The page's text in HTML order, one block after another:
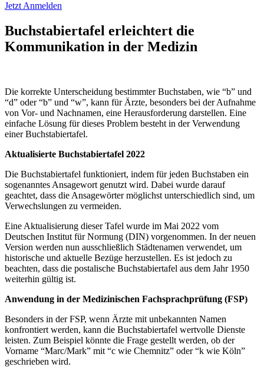
Jetzt Anmelden
Buchstabiertafel erleichtert die
Kommunikation in der Medizin
Die korrekte Unterscheidung bestimmter Buchstaben, wie “b” und
“d” oder “b” und “w”, kann für Ärzte, besonders bei der Aufnahme
von Vor- und Nachnamen, eine Herausforderung darstellen. Eine
einfache Lösung für dieses Problem besteht in der Verwendung
einer Buchstabiertafel.
Aktualisierte Buchstabiertafel 2022
Die Buchstabiertafel funktioniert, indem für jeden Buchstaben ein
sogenanntes Ansagewort genutzt wird. Dabei wurde darauf
geachtet, dass die Ansagewörter möglichst unterschiedlich sind, um
Verwechslungen zu vermeiden.
Eine Aktualisierung dieser Tafel wurde im Mai 2022 vom
Deutschen Institut für Normung (DIN) vorgenommen. In der neuen
Version werden nun ausschließlich Städtenamen verwendet, um
historische und aktuelle Bezüge herzustellen. Es ist jedoch zu
beachten, dass die postalische Buchstabiertafel aus dem Jahr 1950
weiterhin gültig ist.
Anwendung in der Medizinischen Fachsprachprüfung (FSP)
Besonders in der FSP, wenn Ärzte mit unbekannten Namen
konfrontiert werden, kann die Buchstabiertafel wertvolle Dienste
leisten. Zum Beispiel könnte die Frage gestellt werden, ob der
Vorname “Marc/Mark” mit “c wie Chemnitz” oder “k wie Köln”
geschrieben wird.